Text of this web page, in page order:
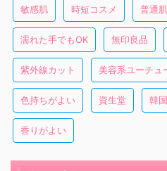
敏感肌 時短コスメ 普通肌
濡れた手でもOK 無印良品
紫外線カット 美容系ユーチュ
色持ちがよい 資生堂 韓
香りがよい